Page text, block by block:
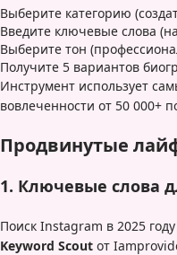
Выберите категорию
Введите ключевые слова
Выберите тон
Получите 5 вариантов
Инструмент использует
вовлеченности от 50 000+
Продвинутые
1. Ключевые слова
Поиск Instagram в 2025
Keyword Scout от